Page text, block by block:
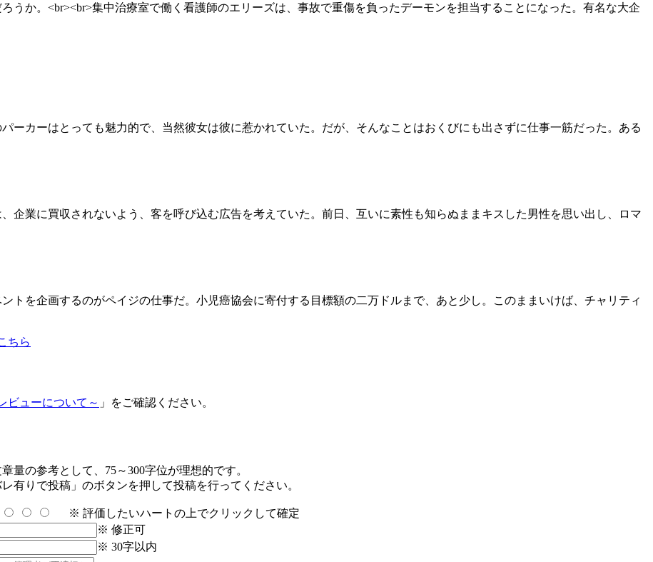
うか。<br><br>集中治療室で働く看護師のエリーズは、事故で重傷を負ったデーモンを担当することになった。有名な大企
ーカーはとっても魅力的で、当然彼女は彼に惹かれていた。だが、そんなことはおくびにも出さずに仕事一筋だった。ある
企業に買収されないよう、客を呼び込む広告を考えていた。前日、互いに素性も知らぬままキスした男性を思い出し、ロマ
トを企画するのがペイジの仕事だ。小児癌協会に寄付する目標額の二万ドルまで、あと少し。このままいけば、チャリティ
ちら
ビューについて～ 」をご確認ください。
量の参考として、75～300字位が理想的です。
有りで投稿」のボタンを押して投稿を行ってください。
※ 評価したいハートの上でクリックして確定
※ 修正可
※ 30字以内